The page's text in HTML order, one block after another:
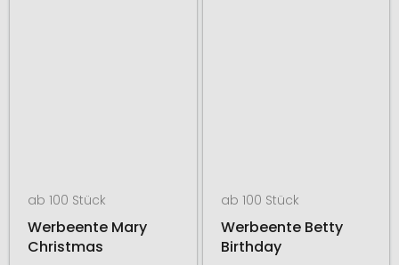
ab 100 Stück
Werbeente Mary
Christmas
ab 100 Stück
Werbeente Betty
Birthday